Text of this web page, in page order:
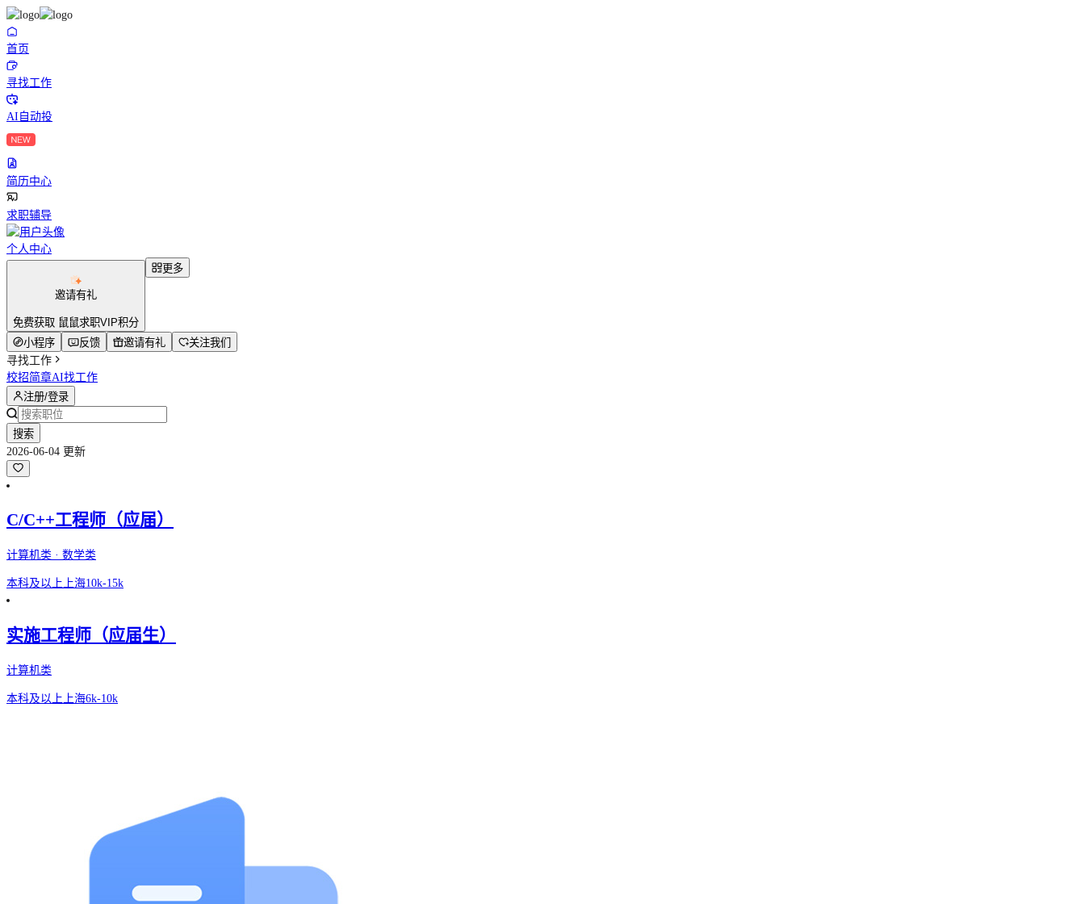
首页
寻找工作
AI自动投
简历中心
求职辅导
个人中心
邀请有礼
免费获取 鼠鼠求职VIP积分
更多
小程序 反馈 邀请有礼
关注我们
寻找工作
校招简章AI找工作
注册/登录
搜索
2026-06-04 更新
C/C++工程师（应届）
计算机类 · 数学类
本科及以上 上海10k-15k
实施工程师（应届生）
计算机类
本科及以上 上海6k-10k